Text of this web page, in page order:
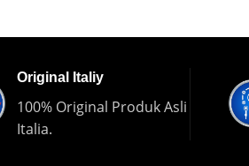
Original Italiy
100% Original Produk Asli
Italia.